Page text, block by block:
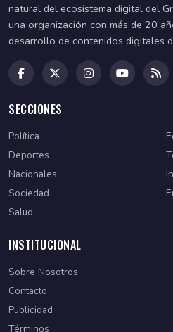
natural del ecosistema digital del
una organización con más de 20
desarrollo de contenidos digitales
SECCIONES
Política
Deportes
Nacionales
Sociedad
Salud
INSTITUCIONAL
Sobre Nosotros
Contacto
Publicidad
Términos